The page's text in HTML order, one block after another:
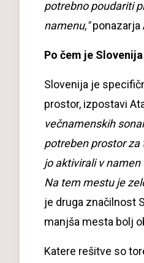
potrebno poudariti
namenu,"ponazarja
Po čem je
Slovenija je
prostor, izpostavi
večnamenskih
potreben prostor
jo aktivirali v
Na tem mestu je
je druga značilnost
manjša mesta bolj
Katere rešitve so